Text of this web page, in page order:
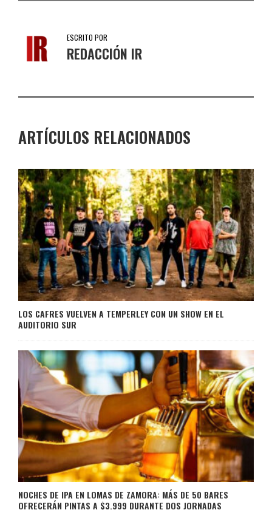
ESCRITO POR
REDACCIÓN IR
ARTÍCULOS RELACIONADOS
LOS CAFRES VUELVEN A TEMPERLEY CON UN SHOW EN EL
AUDITORIO SUR
NOCHES DE IPA EN LOMAS DE ZAMORA: MÁS DE 50 BARES
OFRECERÁN PINTAS A $3.999 DURANTE DOS JORNADAS